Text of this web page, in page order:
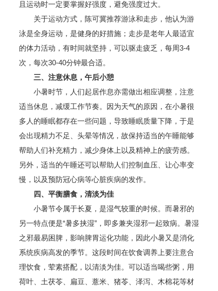
且运动时一定要掌握好强度，避免强度过大。
关于运动方式，陈可冀推荐游泳和走步，他认为游
泳是全身运动，是健身的好措施；走步是老年人最适宜
的体力活动，有时间就坚持，可以驱走疲乏，每周3-4
次，每次30-40分钟最合适。
三、注意休息，午后小憩
小暑时节，人们起居作息亦需做出相应调整，注意
适当休息，减缓工作节奏。因为天气的原因，在小暑很
多人的睡眠都存在一些问题，导致睡眠质量下降，于是
会出现精力不足、头晕等情况，故保持适当的午睡能够
帮助人们补充精力，减少身体上以及精神上的疲劳感。
另外，适当的午睡还可以帮助人们控制血压、让心率变
慢，以及预防冠心病等心脏疾病的发作。
四、平衡膳食，清淡为佳
小暑节令属于长夏，是湿气较重的时候。而暑邪的
另一特点便是“暑多挟湿”，即多兼夹湿邪一起致病。暑湿
之邪最易困脾，影响脾胃运化功能，因此小暑又是消化
系统疾病高发的季节。这段时间在饮食调养上要注意合
理饮食，荤素搭配，以清淡为佳。可以适当喝些粥，用
荷叶、土茯苓、扁豆、薏米、猪苓、泽泻、木棉花等材